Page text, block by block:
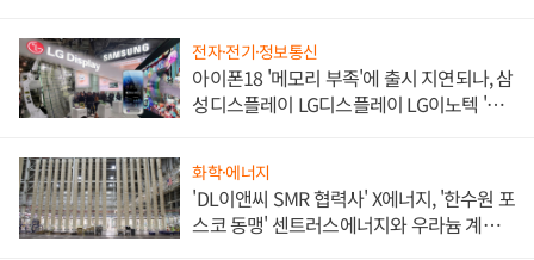
전자·전기·정보통신
아이폰18 '메모리 부족'에 출시 지연되나, 삼
성디스플레이 LG디스플레이 LG이노텍 '탈
화학·에너지
'DL이앤씨 SMR 협력사' X에너지, '한수원 포
스코 동맹' 센트러스에너지와 우라늄 계약